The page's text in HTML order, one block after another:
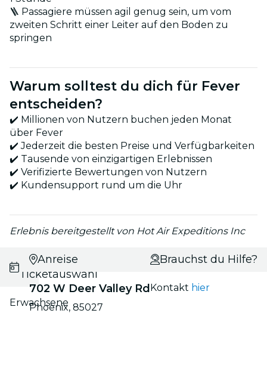
🪜 Passagiere müssen agil genug sein, um vom
zweiten Schritt einer Leiter auf den Boden zu
springen
Warum solltest du dich für Fever
entscheiden?
✔️ Millionen von Nutzern buchen jeden Monat
über Fever
✔️ Jederzeit die besten Preise und Verfügbarkeiten
✔️ Tausende von einzigartigen Erlebnissen
✔️ Verifizierte Bewertungen von Nutzern
✔️ Kundensupport rund um die Uhr
Erlebnis bereitgestellt von Hot Air Expeditions Inc
Datums- und
Ticketauswahl
Erwachsene
Anreise
702 W Deer Valley Rd
Phoenix, 85027
Brauchst du Hilfe?
Kontakt hier